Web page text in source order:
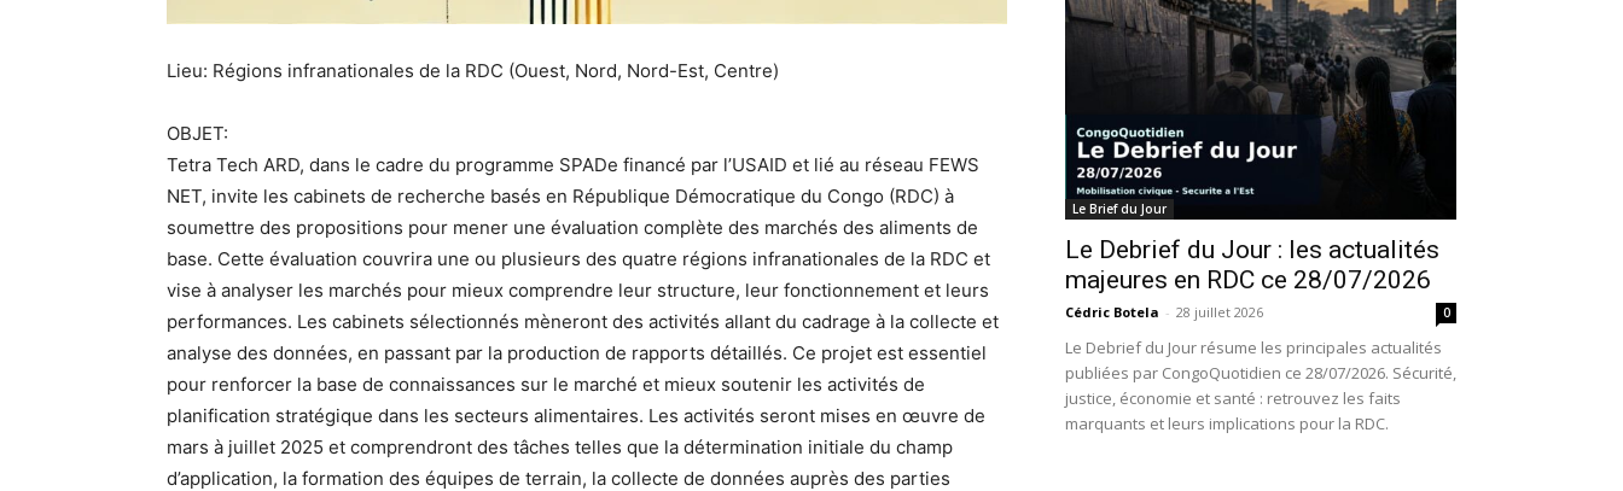
Lieu: Régions infranationales de la RDC (Ouest, Nord, Nord-Est, Centre)
OBJET:
Tetra Tech ARD, dans le cadre du programme SPADe financé par l’USAID et lié au réseau FEWS
NET, invite les cabinets de recherche basés en République Démocratique du Congo (RDC) à
soumettre des propositions pour mener une évaluation complète des marchés des aliments de
base. Cette évaluation couvrira une ou plusieurs des quatre régions infranationales de la RDC et
vise à analyser les marchés pour mieux comprendre leur structure, leur fonctionnement et leurs
performances. Les cabinets sélectionnés mèneront des activités allant du cadrage à la collecte et
analyse des données, en passant par la production de rapports détaillés. Ce projet est essentiel
pour renforcer la base de connaissances sur le marché et mieux soutenir les activités de
planification stratégique dans les secteurs alimentaires. Les activités seront mises en œuvre de
mars à juillet 2025 et comprendront des tâches telles que la détermination initiale du champ
d’application, la formation des équipes de terrain, la collecte de données auprès des parties
Le Brief du Jour
Le Debrief du Jour : les actualités
majeures en RDC ce 28/07/2026
Cédric Botela - 28 juillet 2026 0
Le Debrief du Jour résume les principales actualités
publiées par CongoQuotidien ce 28/07/2026. Sécurité,
justice, économie et santé : retrouvez les faits
marquants et leurs implications pour la RDC.